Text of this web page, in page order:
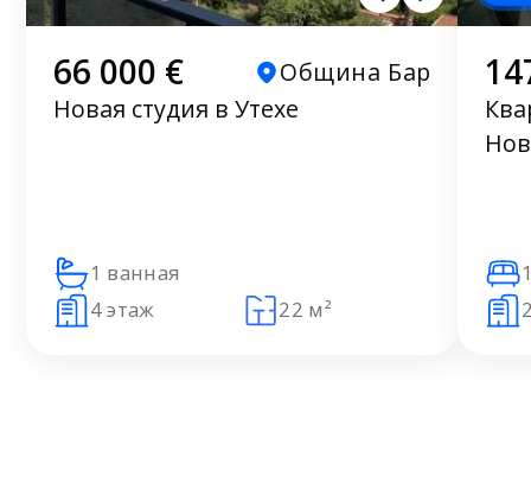
66 000 €
Община Бар
Новая студия в Утехе
1 ванная
4 этаж
22 м²